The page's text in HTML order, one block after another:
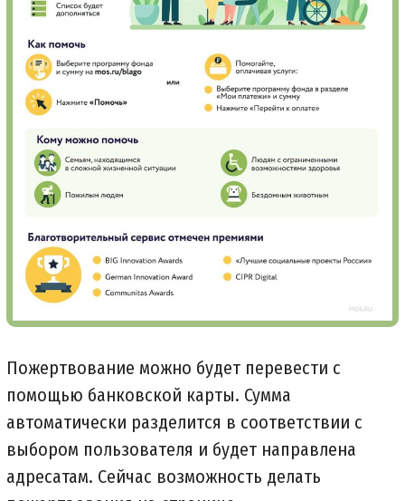
Пожертвование можно будет перевести с
помощью банковской карты. Сумма
автоматически разделится в соответствии с
выбором пользователя и будет направлена
адресатам. Сейчас возможность делать